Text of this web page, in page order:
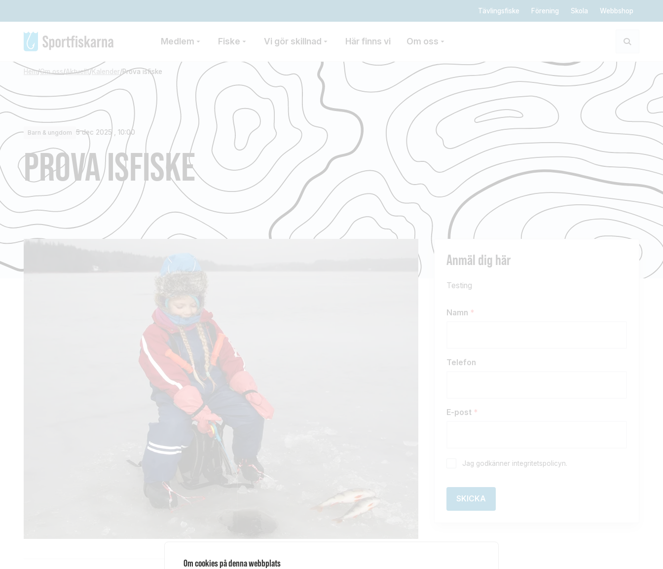
Om cookies på denna webbplats
Tävlingsfiske Förening Skola Webbshop
Medlem Fiske Vi gör skillnad Här finns vi Om oss
Hem/Om oss/Aktuellt/Kalender/Prova isfiske
Barn & ungdom 5 dec 2025 , 10:00
PROVA ISFISKE
Anmäl dig här
Testing
Namn *
Telefon
E-post *
Jag godkänner integritetspolicyn.